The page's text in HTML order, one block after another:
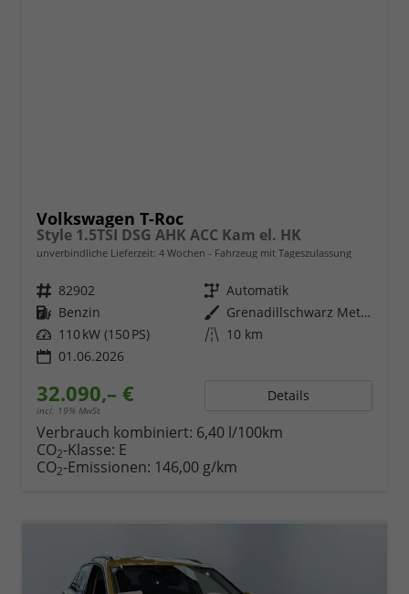
Volkswagen T-Roc
Style 1.5TSI DSG AHK ACC Kam el. HK
unverbindliche Lieferzeit: 4 Wochen Fahrzeug mit Tageszulassung
Fahrzeugnr. 82902 Getriebe Automatik
Kraftstoff Benzin Außenfarbe
Grenadillschwarz Metallic
Leistung 110 kW (150 PS) Kilometerstand 10 km
01.06.2026
32.090,– €
incl. 19% MwSt.
Details
Verbrauch kombiniert: 6,40 l/100km
CO2-Klasse: E
CO2-Emissionen: 146,00 g/km